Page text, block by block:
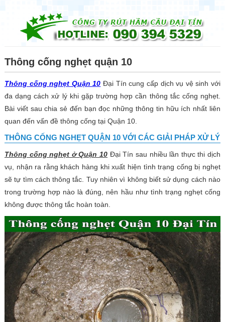
Thông cống nghẹt quận 10
Thông cống nghẹt Quận 10 Đại Tín cung cấp dịch vụ vệ sinh với
đa dạng cách xử lý khi gặp trường hợp cần thông tắc cống nghẹt.
Bài viết sau chia sẻ đến bạn đọc những thông tin hữu ích nhất liên
quan đến vấn đề thông cống tại Quận 10.
THÔNG CỐNG NGHẸT QUẬN 10 VỚI CÁC GIẢI PHÁP XỬ LÝ
Thông cống nghẹt ở Quận 10 Đại Tín sau nhiều lần thực thi dịch
vụ, nhận ra rằng khách hàng khi xuất hiện tình trạng cống bị nghẹt
sẽ tự tìm cách thông tắc. Tuy nhiên vì không biết sử dụng cách nào
trong trường hợp nào là đúng, nên hầu như tình trạng nghẹt cống
không được thông tắc hoàn toàn.